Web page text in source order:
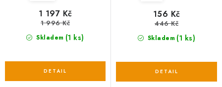
Skladem (1 ks)
1 197 Kč
1 996 Kč
Skladem (1 ks)
156 Kč
446 Kč